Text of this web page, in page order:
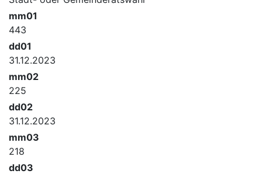
mm01
443
dd01
31.12.2023
mm02
225
dd02
31.12.2023
mm03
218
dd03